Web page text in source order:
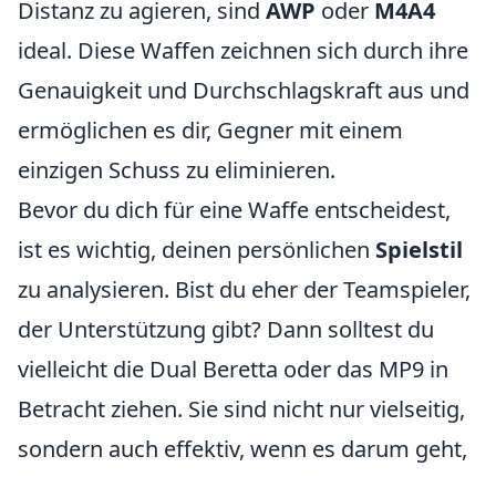
Distanz zu agieren, sind AWP oder M4A4
ideal. Diese Waffen zeichnen sich durch ihre
Genauigkeit und Durchschlagskraft aus und
ermöglichen es dir, Gegner mit einem
einzigen Schuss zu eliminieren.
Bevor du dich für eine Waffe entscheidest,
ist es wichtig, deinen persönlichen Spielstil
zu analysieren. Bist du eher der Teamspieler,
der Unterstützung gibt? Dann solltest du
vielleicht die Dual Beretta oder das MP9 in
Betracht ziehen. Sie sind nicht nur vielseitig,
sondern auch effektiv, wenn es darum geht,